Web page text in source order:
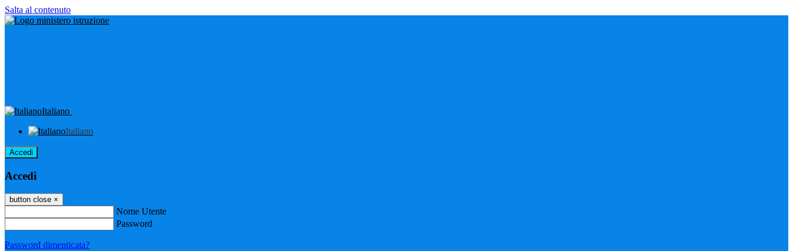
Salta al contenuto
Italiano
Italiano
Accedi
Accedi
button close ×
Nome Utente
Password
Password dimenticata?